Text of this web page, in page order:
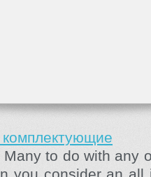
to do with any